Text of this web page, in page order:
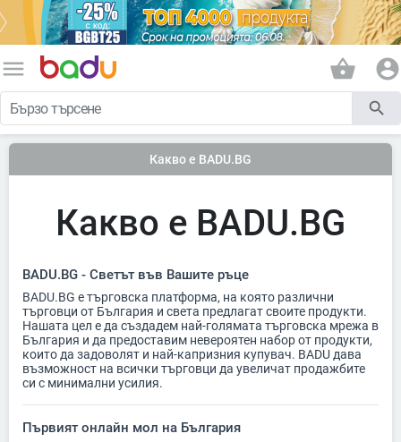
menu shopping_basket account_circle
search
Какво е BADU.BG
Какво е BADU.BG
BADU.BG - Светът във Вашите ръце
BADU.BG е търговска платформа, на която различни
търговци от България и света предлагат своите продукти.
Нашата цел е да създадем най-голямата търговска мрежа в
България и да предоставим невероятен набор от продукти,
които да задоволят и най-капризния купувач. BADU дава
възможност на всички търговци да увеличат продажбите
си с минимални усилия.
Първият онлайн мол на България